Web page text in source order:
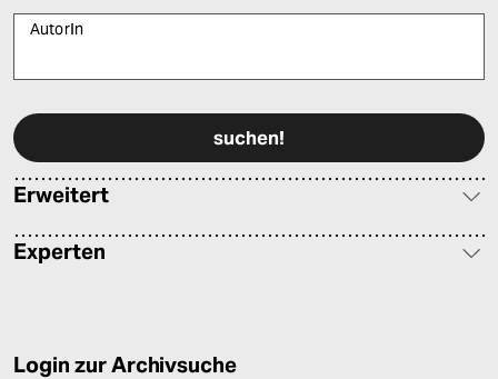
AutorIn
Erweitert
Experten
Login zur Archivsuche